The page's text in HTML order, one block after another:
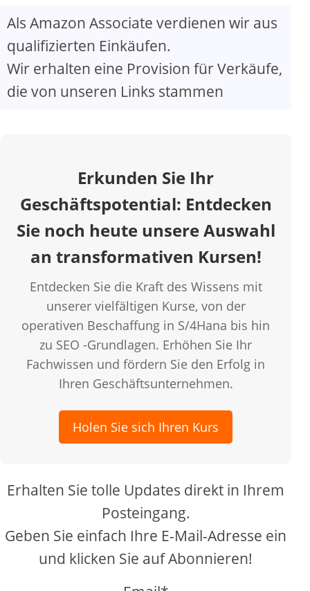
y
V
i
e
o
Als Amazon Associate verdienen wir aus
qualifizierten Einkäufen.
Wir erhalten eine Provision für Verkäufe,
die von unseren Links stammen
Erkunden Sie Ihr
Geschäftspotential: Entdecken
Sie noch heute unsere Auswahl
an transformativen Kursen!
Entdecken Sie die Kraft des Wissens mit
unserer vielfältigen Kurse, von der
operativen Beschaffung in S/4Hana bis hin
zu SEO -Grundlagen. Erhöhen Sie Ihr
Fachwissen und fördern Sie den Erfolg in
Ihren Geschäftsunternehmen.
Holen Sie sich Ihren Kurs
Erhalten Sie tolle Updates direkt in Ihrem
Posteingang.
Geben Sie einfach Ihre E-Mail-Adresse ein
und klicken Sie auf Abonnieren!